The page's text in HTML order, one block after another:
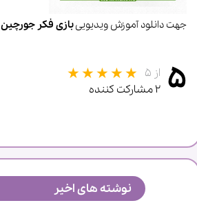
جهت دانلود آموزش ویدیوییبازی فکر جورچین
۵ از ۵
۲ مشارکت کننده
نوشته های اخیر